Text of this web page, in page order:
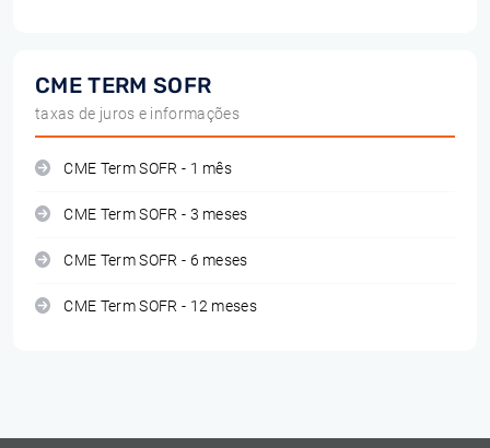
CME TERM SOFR
taxas de juros e informações
CME Term SOFR - 1 mês
CME Term SOFR - 3 meses
CME Term SOFR - 6 meses
CME Term SOFR - 12 meses